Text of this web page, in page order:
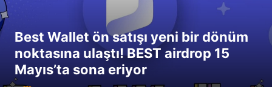
Best Wallet ön satışı yeni bir dönüm
noktasına ulaştı! BEST airdrop 15
Mayıs’ta sona eriyor